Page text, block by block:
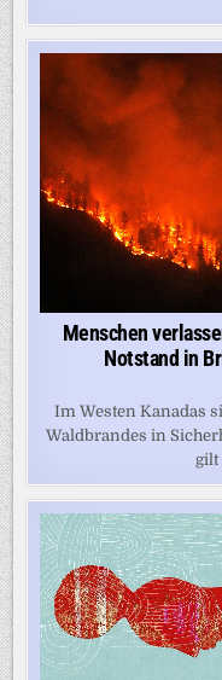
Menschen
Notstand in
Im Westen Kanadas
Waldbrandes in
gilt